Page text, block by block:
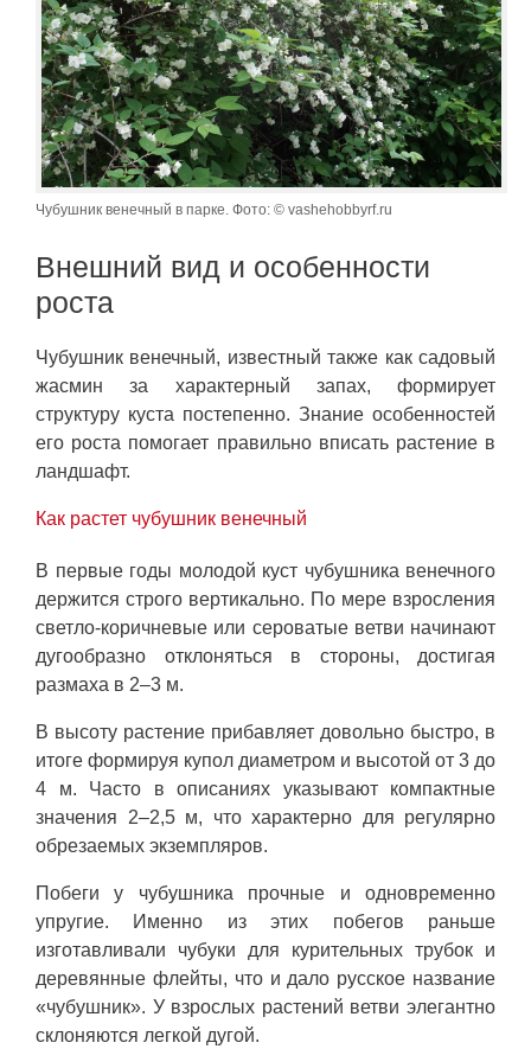
Чубушник венечный в парке. Фото: © vashehobbyrf.ru
Внешний вид и особенности
роста
Чубушник венечный, известный также как садовый
жасмин за характерный запах, формирует
структуру куста постепенно. Знание особенностей
его роста помогает правильно вписать растение в
ландшафт.
Как растет чубушник венечный
В первые годы молодой куст чубушника венечного
держится строго вертикально. По мере взросления
светло-коричневые или сероватые ветви начинают
дугообразно отклоняться в стороны, достигая
размаха в 2–3 м.
В высоту растение прибавляет довольно быстро, в
итоге формируя купол диаметром и высотой от 3 до
4 м. Часто в описаниях указывают компактные
значения 2–2,5 м, что характерно для регулярно
обрезаемых экземпляров.
Побеги у чубушника прочные и одновременно
упругие. Именно из этих побегов раньше
изготавливали чубуки для курительных трубок и
деревянные флейты, что и дало русское название
«чубушник». У взрослых растений ветви элегантно
склоняются легкой дугой.